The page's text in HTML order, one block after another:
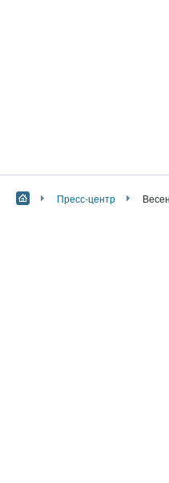
Пресс-центр